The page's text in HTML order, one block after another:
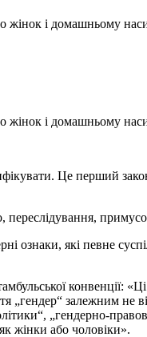
жінок і домашньому
жінок і домашньому
Це перший
ознаки, які певне
конвенції:
„гендер“ залежним
„гендерно-
жінки або чоловіки».